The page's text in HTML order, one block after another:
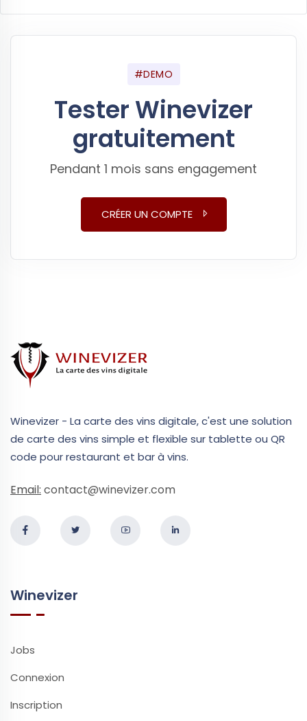
#DEMO
Tester Winevizer
gratuitement
Pendant 1 mois sans engagement
CRÉER UN COMPTE
Winevizer - La carte des vins digitale, c'est une solution
de carte des vins simple et flexible sur tablette ou QR
code pour restaurant et bar à vins.
Email: contact@winevizer.com
Winevizer
Jobs
Connexion
Inscription